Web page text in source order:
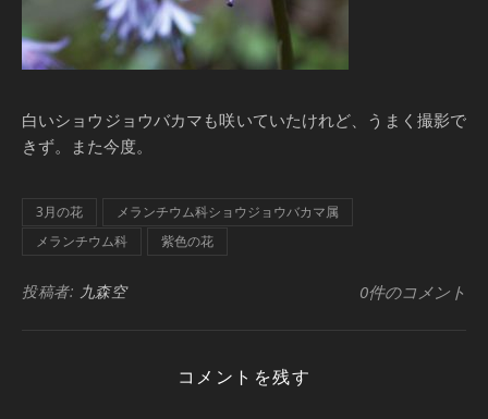
白いショウジョウバカマも咲いていたけれど、うまく撮影で
きず。また今度。
3月の花
メランチウム科ショウジョウバカマ属
メランチウム科
紫色の花
投稿者: 九森空 0件のコメント
コメントを残す